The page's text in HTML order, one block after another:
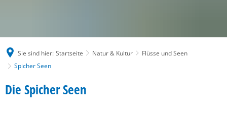
Sie sind hier: Startseite Natur & Kultur
Flüsse und Seen
Spicher Seen
Spicher
Die Spicher Seen